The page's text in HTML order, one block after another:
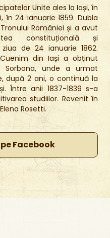
Unite ales la Iași, în
în 24 ianuarie 1859. Dubla
României și a avut
constituțională și
de 24 ianuarie 1862.
din Iași a obținut
unde a urmat
după 2 ani, o continuă la
Între anii 1837-1839 s-a
studiilor. Revenit în
Rosetti.
Facebook